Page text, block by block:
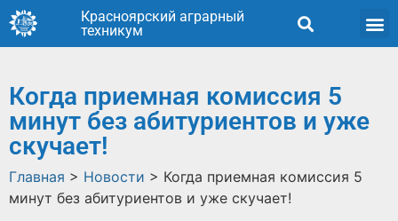
Красноярский аграрный
техникум
Когда приемная комиссия 5
минут без абитуриентов и уже
скучает!
Главная > Новости > Когда приемная комиссия 5
минут без абитуриентов и уже скучает!